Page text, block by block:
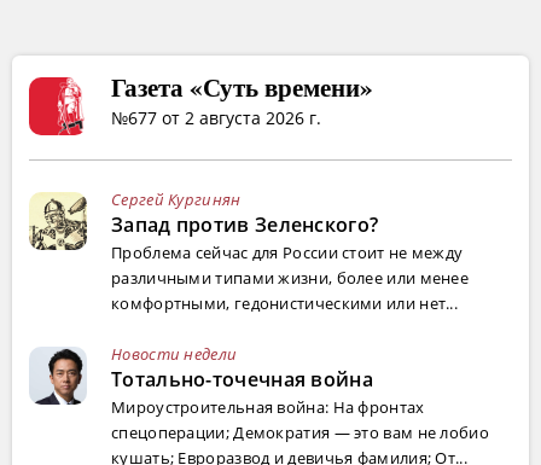
Газета «Суть времени»
№677 от 2 августа 2026 г.
Сергей Кургинян
Запад против Зеленского?
Проблема сейчас для России стоит не между
различными типами жизни, более или менее
комфортными, гедонистическими или нет...
Новости недели
Тотально-точечная война
Мироустроительная война: На фронтах
спецоперации; Демократия — это вам не лобио
кушать; Евроразвод и девичья фамилия; От...